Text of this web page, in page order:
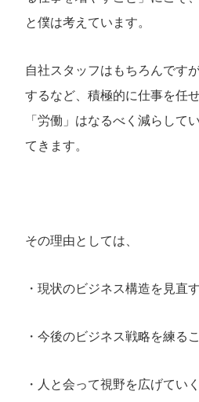
と僕は考えています。
自社スタッフはもちろんです
するなど、積極的に仕事を任
「労働」はなるべく減らして
てきます。
その理由としては、
・現状のビジネス構造を見直
・今後のビジネス戦略を練る
・人と会って視野を広げてい